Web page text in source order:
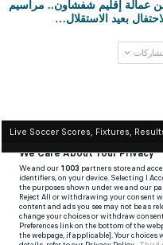
عمالة إقليم شفشاون.. مراسيم
بعيد الاستقلال…